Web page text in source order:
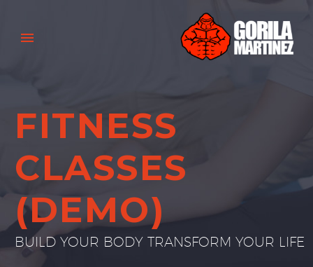
FITNESS
CLASSES
(DEMO)
BUILD YOUR BODY TRANSFORM YOUR LIFE